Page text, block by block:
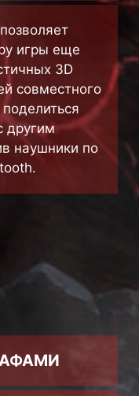
игры еще
3D
совместного
другим
наушники по